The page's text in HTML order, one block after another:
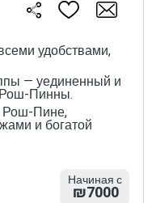
удобствами,
— уединенный и
Пинны.
Рош-Пине,
и богатой
Начиная с
₪7000